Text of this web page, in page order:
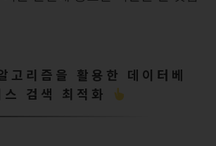
리즘을 활용한 데이터베
스 검색 최적화